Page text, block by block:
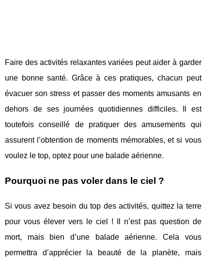
Faire des activités relaxantes variées peut aider à garder
une bonne santé. Grâce à ces pratiques, chacun peut
évacuer son stress et passer des moments amusants en
dehors de ses journées quotidiennes difficiles. Il est
toutefois conseillé de pratiquer des amusements qui
assurent l’obtention de moments mémorables, et si vous
voulez le top, optez pour une balade aérienne.
Pourquoi ne pas voler dans le ciel ?
Si vous avez besoin du top des activités, quittez la terre
pour vous élever vers le ciel ! Il n’est pas question de
mort, mais bien d’une balade aérienne. Cela vous
permettra d’apprécier la beauté de la planète, mais